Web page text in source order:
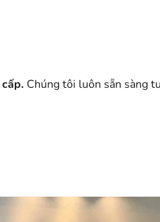
Chúng tôi luôn sẵn sàng